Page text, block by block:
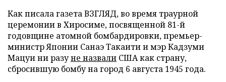
Как писала газета ВЗГЛЯД, во время траурной
церемонии в Хиросиме, посвященной 81-й
годовщине атомной бомбардировки, премьер-
министр Японии Санаэ Такаити и мэр Кадзуми
Мацуи ни разуне назвали США как страну,
сбросившую бомбу на город 6 августа 1945 года.